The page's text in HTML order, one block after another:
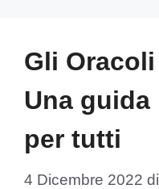
Gli
Una
per tutti
4 Dicembre 2022 di